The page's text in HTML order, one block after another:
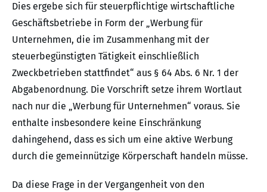
Dies ergebe sich für steuerpflichtige wirtschaftliche
Geschäftsbetriebe in Form der „Werbung für
Unternehmen, die im Zusammenhang mit der
steuerbegünstigten Tätigkeit einschließlich
Zweckbetrieben stattfindet“ aus § 64 Abs. 6 Nr. 1 der
Abgabenordnung. Die Vorschrift setze ihrem Wortlaut
nach nur die „Werbung für Unternehmen“ voraus. Sie
enthalte insbesondere keine Einschränkung
dahingehend, dass es sich um eine aktive Werbung
durch die gemeinnützige Körperschaft handeln müsse.
Da diese Frage in der Vergangenheit von den